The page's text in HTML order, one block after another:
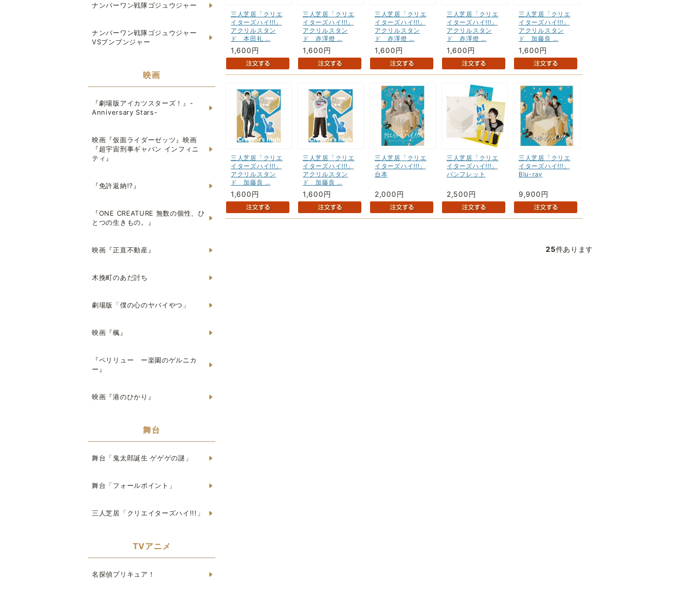
三人芝居「クリエ
イターズハイ!!!」
アクリルスタン
ド 本田礼 …
1,600円
三人芝居「クリエ
イターズハイ!!!」
アクリルスタン
ド 赤澤燈 …
1,600円
三人芝居「クリエ
イターズハイ!!!」
アクリルスタン
ド 赤澤燈 …
1,600円
三人芝居「クリエ
イターズハイ!!!」
アクリルスタン
ド 赤澤燈 …
1,600円
三人芝居「クリエ
イターズハイ!!!」
アクリルスタン
ド 加藤良 …
1,600円
三人芝居「クリエ
イターズハイ!!!」
アクリルスタン
ド 加藤良 …
1,600円
三人芝居「クリエ
イターズハイ!!!」
アクリルスタン
ド 加藤良 …
1,600円
三人芝居「クリエ
イターズハイ!!!」
台本
2,000円
三人芝居「クリエ
イターズハイ!!!」
パンフレット
2,500円
三人芝居「クリエ
イターズハイ!!!」
Blu-ray
9,900円
25件あります
ナンバーワン戦隊ゴジュウジャー
ナンバーワン戦隊ゴジュウジャー
VSブンブンジャー
映画
『劇場版アイカツスターズ！』-
Anniversary Stars-
映画『仮面ライダーゼッツ』映画
『超宇宙刑事ギャバン インフィニ
ティ』
『免許返納!?』
『ONE CREATURE 無数の個性、ひ
とつの生きもの。』
映画『正直不動産』
木挽町のあだ討ち
劇場版「僕の心のヤバイやつ」
映画『楓』
『ペリリュー ー楽園のゲルニカ
ー』
映画『港のひかり』
舞台
舞台「鬼太郎誕生 ゲゲゲの謎」
舞台「フォールポイント」
三人芝居「クリエイターズハイ!!!」
TVアニメ
名探偵プリキュア！